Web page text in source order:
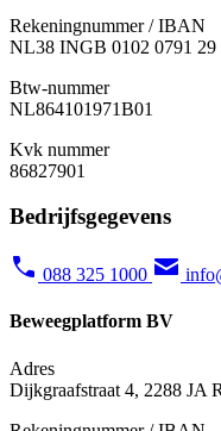
Rekeningnummer / IBAN
NL38 INGB 0102 0791 29
Btw-nummer
NL864101971B01
Kvk nummer
86827901
Bedrijfsgegevens
088 325 1000
Beweegplatform BV
Adres
Dijkgraafstraat 4, 2288 JA